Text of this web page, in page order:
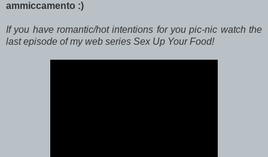
ammiccamento :)
If you have romantic/hot intentions for you pic-nic watch the
last episode of my web series Sex Up Your Food!